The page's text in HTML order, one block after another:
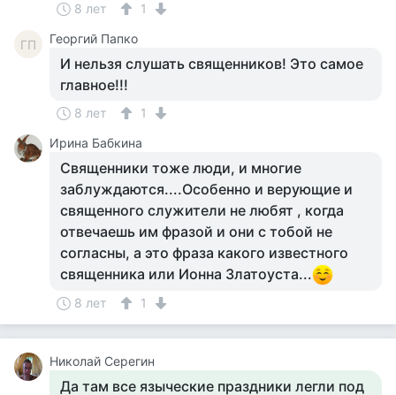
8 лет 1
ГП Георгий Папко
И нельзя слушать священников! Это самое
главное!!!
8 лет
1
Ирина Бабкина
Священники тоже люди, и многие
заблуждаются....Особенно и верующие и
священного служители не любят , когда
отвечаешь им фразой и они с тобой не
согласны, а это фраза какого известного
священника или Ионна Златоуста...
8 лет 1
Николай Серегин
Да там все языческие праздники легли под